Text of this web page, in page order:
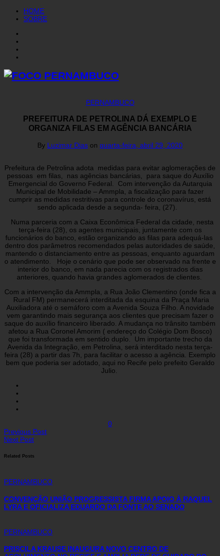
HOME
SOBRE
PERNAMBUCO
PREFEITURA DE PETROLINA DÁ EXEMPLO E
ORGANIZA FILAS EM AGÊNCIA BANCÁRIA
By Luzimar Dias on quarta-feira, abril 29, 2020
Prefeitura de Petrolina adota medidas para evitar aglomerações de
pessoas em filas, nas agências bancárias, para saque do Auxílio
Emergencial do Governo Federal. Com intervenção da Autarquia
Municipal de Mobilidade – Ammpla, a fiscalização para fazer
cumprir as medidas restritivas para controle do coronavírus, está
sendo aplicada desde a segunda- feira, (27).
Numa parceria com a Caixa Econômica Federal da cidade, nesta
terça-feira (28), os agentes municipais, juntamente com os
funcionários do banco, estão organizando as filas para adequá-las
dentro dos parâmetros recomendados pelas autoridades de saúde,
mantendo o distanciamento entre as pessoas, enquanto aguardam
o atendimento. Hoje o cenário que pode ser observado na frente e
interior do banco, em nada parecia com os registrados dias
anteriores, quando havia grandes aglomerados de clientes.
Com a intervenção da Ammpla, a Rua João Clementino (onde fica a
Rural FM) permanecerá interditada da esquina da Praça Maria
Auxiliadora até o semáforo com a Avenida Souza Filho. A novidade
vem garantindo mais segurança aos clientes que precisam fazer o
saque do auxílio financeiro liberado. A mudança no trânsito também
afetou a Rua Coronel Amorim ( endereço do Colégio Dom Bosco)
que foi transformada em sentido duplo.
Um importante trecho da
Avenida da Integração, em Petrolina, será interditado nesta terça-
feira (28) a partir das 7h, para facilitar o acesso a agência. Exemplo
bem que poderia ser adotado, aqui no Recife pelo prefeito Geraldo
Julio.
0
Previous Post
Next Post
Related Posts
PERNAMBUCO
CONVENÇÃO UNIÃO PROGRESSISTA FIRMA APOIO À RAQUEL
LYRA E OFICIALIZA EDUARDO DA FONTE AO SENADO
PERNAMBUCO
PRISCILA KRAUSE INAUGURA NOVO CENTRO DE